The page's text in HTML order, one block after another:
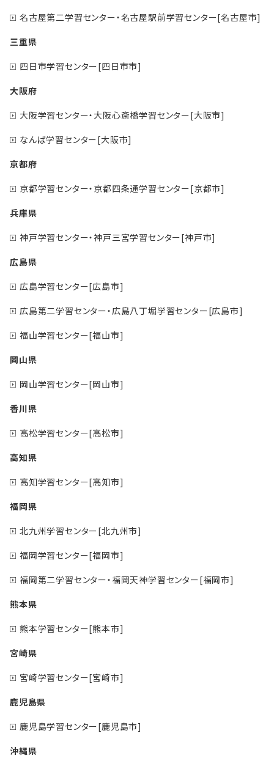
名古屋第二学習センター・名古屋駅前学習センター[名古屋市]
三重県
四日市学習センター[四日市市]
大阪府
大阪学習センター・大阪心斎橋学習センター[大阪市]
なんば学習センター[大阪市]
京都府
京都学習センター・京都四条通学習センター[京都市]
兵庫県
神戸学習センター・神戸三宮学習センター[神戸市]
広島県
広島学習センター[広島市]
広島第二学習センター・広島八丁堀学習センター[広島市]
福山学習センター[福山市]
岡山県
岡山学習センター[岡山市]
香川県
高松学習センター[高松市]
高知県
高知学習センター[高知市]
福岡県
北九州学習センター[北九州市]
福岡学習センター[福岡市]
福岡第二学習センター・福岡天神学習センター[福岡市]
熊本県
熊本学習センター[熊本市]
宮崎県
宮崎学習センター[宮崎市]
鹿児島県
鹿児島学習センター[鹿児島市]
沖縄県